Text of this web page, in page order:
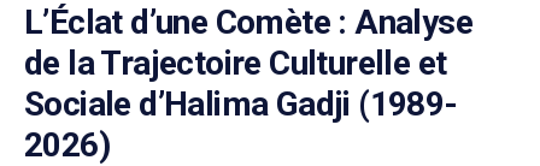
L’Éclat d’une Comète : Analyse
de la Trajectoire Culturelle et
Sociale d’Halima Gadji (1989-
2026)